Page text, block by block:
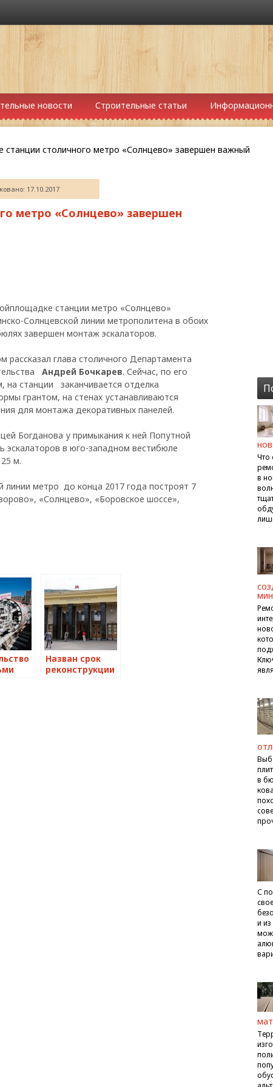
новости Строительные статьи
станции столичного метро «Солнцево» завершен важный
17.10.2017
метро «Солнцево» завершен
станции метро «Солнцево»
Солнцевской линии метрополитена в обоих
завершен монтаж эскалаторов.
рассказал глава столичного Департамента
Андрей Бочкарев. Сейчас, по его
на станции заканчивается отделка
грантом, на стенах устанавливаются
для монтажа декоративных панелей.
Богданова у примыкания к ней Попутной
эскалаторов в юго-западном вестибюле
м.
линии метро до конца 2017 года построят 7
«Солнцево», «Боровское шоссе»,
Назван срок
реконструкции
Что
в
в
С
и